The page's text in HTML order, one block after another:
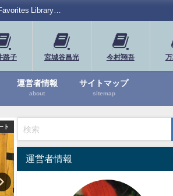
Library…
路子 宮城谷昌光 今村翔吾
運営者情報
about
サイトマップ
sitemap
ト
運営者情報